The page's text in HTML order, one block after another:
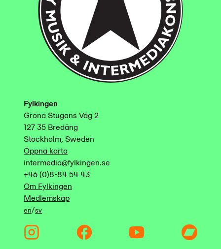
Fylkingen
Gröna Stugans Väg 2
127 35 Bredäng
Stockholm, Sweden
Öppna karta
intermedia@fylkingen.se
+46 (0)8-84 54 43
Om Fylkingen
Medlemskap
en/sv